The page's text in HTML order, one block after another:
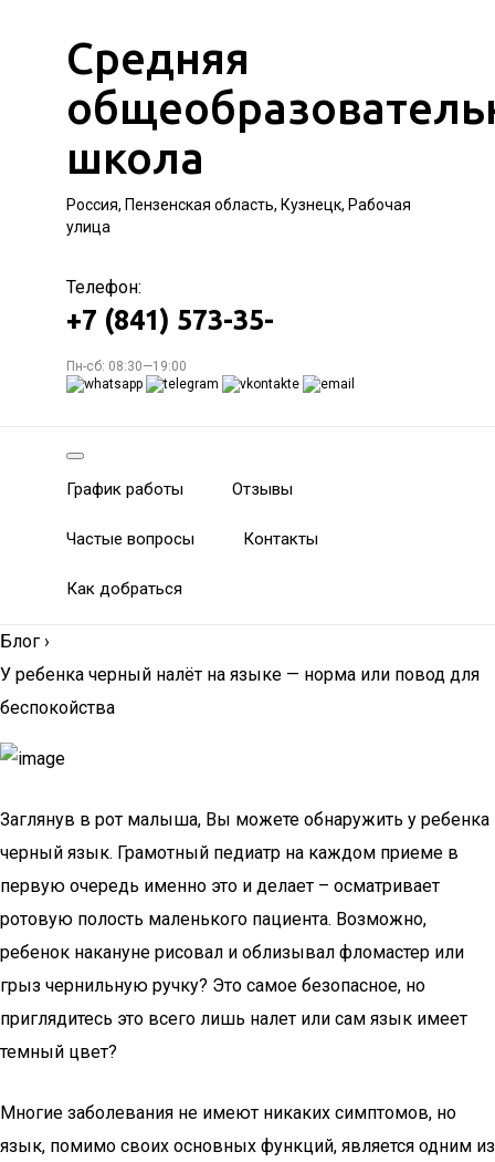
Средняя
школа
Россия, Пензенская область, Кузнецк, Рабочая
улица
Телефон:
+7 (841) 573-35-
Пн-сб: 08:30—19:00
График работы Отзывы
Частые вопросы Контакты
Как добраться
Блог ›
У ребенка черный налёт на языке — норма или повод для
беспокойства
Заглянув в рот малыша, Вы можете обнаружить у ребенка
черный язык. Грамотный педиатр на каждом приеме в
первую очередь именно это и делает – осматривает
ротовую полость маленького пациента. Возможно,
ребенок накануне рисовал и облизывал фломастер или
грыз чернильную ручку? Это самое безопасное, но
приглядитесь это всего лишь налет или сам язык имеет
темный цвет?
Многие заболевания не имеют никаких симптомов, но
язык, помимо своих основных функций, является одним из